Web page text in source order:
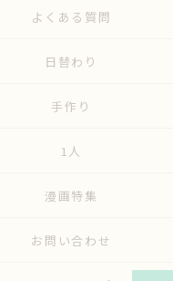
よくある質問
日替わり
手作り
1人
漫画特集
お問い合わせ